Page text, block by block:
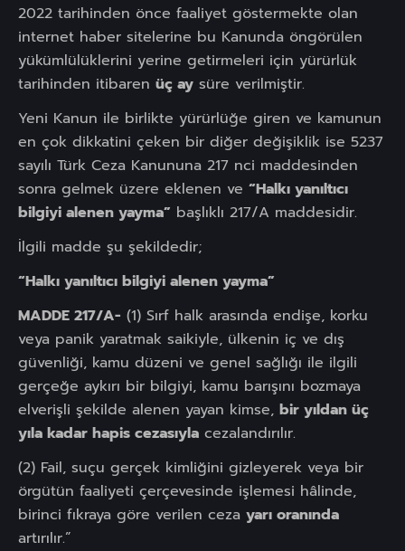
2022 tarihinden önce faaliyet göstermekte olan
internet haber sitelerine bu Kanunda öngörülen
yükümlülüklerini yerine getirmeleri için yürürlük
tarihinden itibaren üç ay süre verilmiştir.
Yeni Kanun ile birlikte yürürlüğe giren ve kamunun
en çok dikkatini çeken bir diğer değişiklik ise 5237
sayılı Türk Ceza Kanununa 217 nci maddesinden
sonra gelmek üzere eklenen ve “Halkı yanıltıcı
bilgiyi alenen yayma” başlıklı 217/A maddesidir.
İlgili madde şu şekildedir;
“Halkı yanıltıcı bilgiyi alenen yayma”
MADDE 217/A- (1) Sırf halk arasında endişe, korku
veya panik yaratmak saikiyle, ülkenin iç ve dış
güvenliği, kamu düzeni ve genel sağlığı ile ilgili
gerçeğe aykırı bir bilgiyi, kamu barışını bozmaya
elverişli şekilde alenen yayan kimse, bir yıldan üç
yıla kadar hapis cezasıyla cezalandırılır.
(2) Fail, suçu gerçek kimliğini gizleyerek veya bir
örgütün faaliyeti çerçevesinde işlemesi hâlinde,
birinci fıkraya göre verilen ceza yarı oranında
artırılır.”